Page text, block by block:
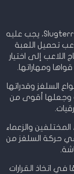
قبل أن يبدأ اللاعب في لعبة Slugterra Slug it Out 2، يجب عليه
تحميل اللعبة
إلى اختيار
ومهاراتها.
السلغز وقدراتها
وجعلها أقوى من
والزعماء
حركة السلغز من
اتخاذ القرارات